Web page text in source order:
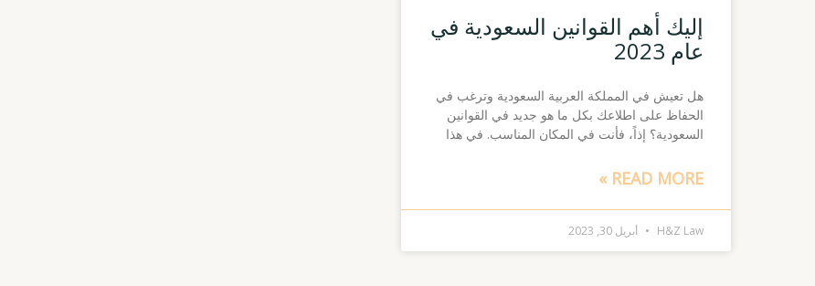
إليك أهم القوانين السعودية في
عام 2023
هل تعيش في المملكة العربية السعودية وترغب في
الحفاظ على اطلاعك بكل ما هو جديد في القوانين
السعودية؟ إذاً، فأنت في المكان المناسب. في هذا
READ MORE »
H&Z Law أبريل 30, 2023